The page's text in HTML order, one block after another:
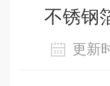
不锈钢
更新